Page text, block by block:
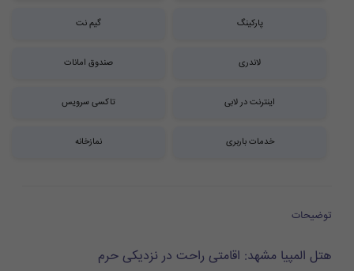
پارکینگ گیم نت
لاندری صندوق امانات
اینترنت در لابی تاکسی سرویس
خدمات باربری نمازخانه
توضیحات
هتل المپیا مشهد: اقامتی راحت در نزدیکی حرم